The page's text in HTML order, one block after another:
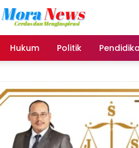
Hukum Politik